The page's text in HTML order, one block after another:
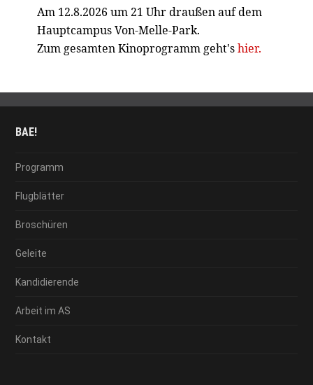
Am 12.8.2026 um 21 Uhr draußen auf dem
Hauptcampus Von-Melle-Park.
Zum gesamten Kinoprogramm geht'shier.
BAE!
Programm
Flugblätter
Broschüren
Geleite
Kandidierende
Arbeit im AS
Kontakt